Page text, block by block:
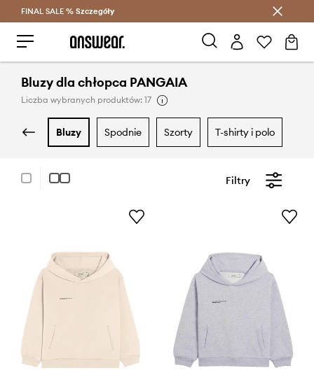
Oszczędzaj z Answear Club >
FINAL SALE % Szczegóły
Bluzy dla chłopca PANGAIA
Liczba wybranych produktów: 17
bluzy spodnie szorty t-shirty i polo
Filtry